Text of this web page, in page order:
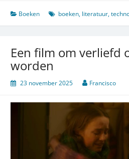
zelf
maken
Boeken boeken, literatuur,
Een film om verliefd
worden
23 november 2025 Francisco